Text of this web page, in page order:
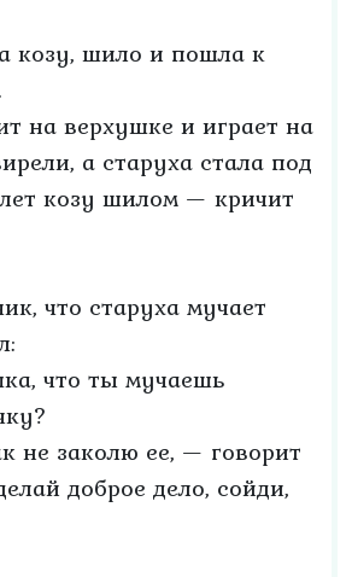
козу, шило и пошла к
на верхушке и играет на
а старуха стала под
козу шилом — кричит
что старуха мучает
что ты мучаешь
не заколю ее, — говорит
доброе дело, сойди,